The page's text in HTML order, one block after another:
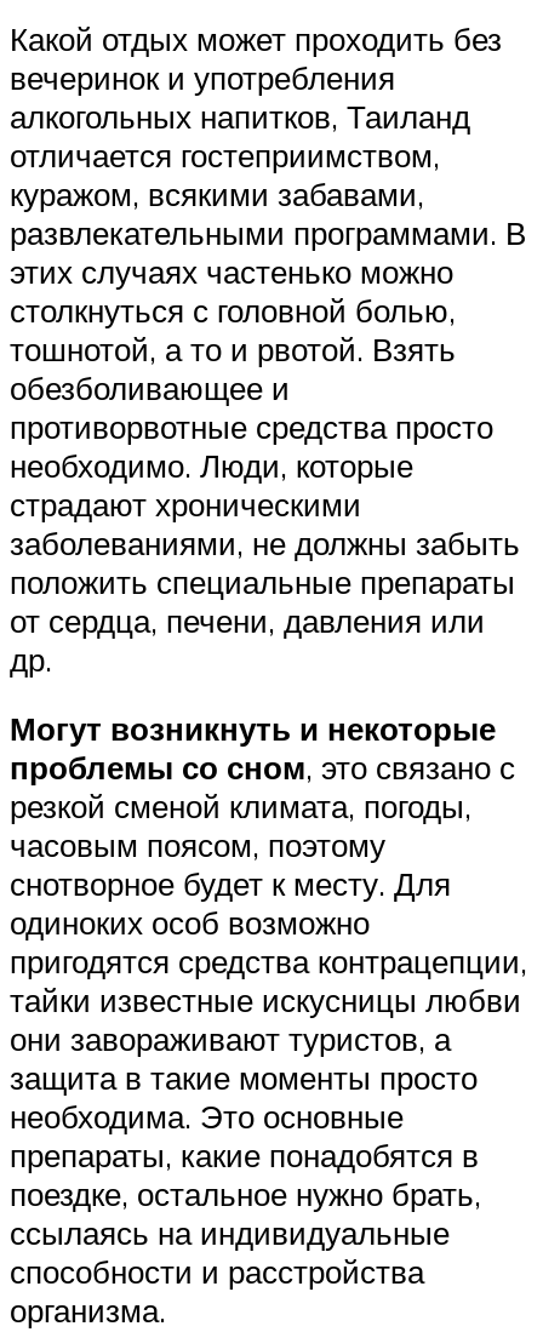
Какой отдых может проходить без
вечеринок и употребления
алкогольных напитков, Таиланд
отличается гостеприимством,
куражом, всякими забавами,
развлекательными программами. В
этих случаях частенько можно
столкнуться с головной болью,
тошнотой, а то и рвотой. Взять
обезболивающее и
противорвотные средства просто
необходимо. Люди, которые
страдают хроническими
заболеваниями, не должны забыть
положить специальные препараты
от сердца, печени, давления или
др.
Могут возникнуть и некоторые
проблемы со сном, это связано с
резкой сменой климата, погоды,
часовым поясом, поэтому
снотворное будет к месту. Для
одиноких особ возможно
пригодятся средства контрацепции,
тайки известные искусницы любви
они завораживают туристов, а
защита в такие моменты просто
необходима. Это основные
препараты, какие понадобятся в
поездке, остальное нужно брать,
ссылаясь на индивидуальные
способности и расстройства
организма.